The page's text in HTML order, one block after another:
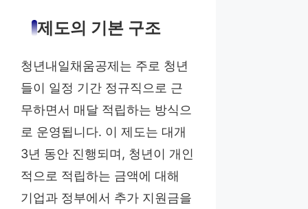
제도의 기본 구조
청년내일채움공제는 주로 청년
들이 일정 기간 정규직으로 근
무하면서 매달 적립하는 방식으
로 운영됩니다. 이 제도는 대개
3년 동안 진행되며, 청년이 개인
적으로 적립하는 금액에 대해
기업과 정부에서 추가 지원금을